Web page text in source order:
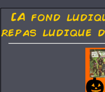
[A fond
repas ludique